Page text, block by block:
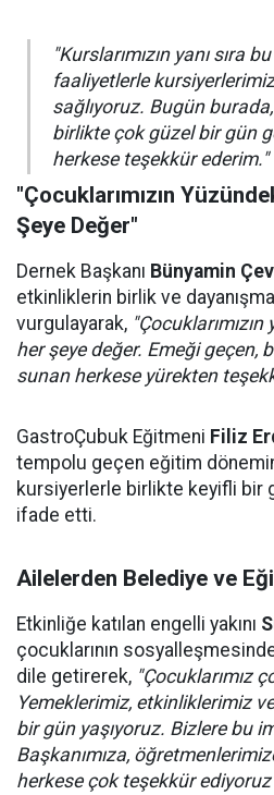
"Kurslarımızın yanı sıra
faaliyetlerle
sağlıyoruz. Bugün
birlikte çok güzel bir gün
herkese teşekkür ederim."
"Çocuklarımızın
Şeye Değer"
Dernek Başkanı Bünyamin
etkinliklerin birlik ve
vurgulayarak,
her şeye değer. Emeği geçen,
sunan herkese yürekten
GastroÇubuk Eğitmeni Filiz
tempolu geçen eğitim
kursiyerlerle birlikte keyifli bir
ifade etti.
Ailelerden Belediye ve
Etkinliğe katılan engelli yakını
çocuklarının
dile getirerek, "Çocuklarımız
Yemeklerimiz, etkinliklerimiz
bir gün yaşıyoruz. Bizlere bu
Başkanımıza,
herkese çok teşekkür